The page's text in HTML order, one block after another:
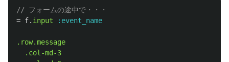
= f. input :event_name
.row.message
.col-md-3